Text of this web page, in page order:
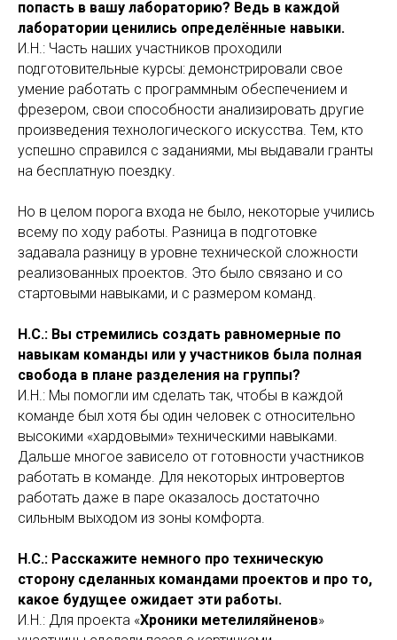
попасть в вашу лабораторию? Ведь в каждой
лаборатории ценились определённые навыки.
И.Н.: Часть наших участников проходили
подготовительные курсы: демонстрировали свое
умение работать с программным обеспечением и
фрезером, свои способности анализировать другие
произведения технологического искусства. Тем, кто
успешно справился с заданиями, мы выдавали гранты
на бесплатную поездку.
Но в целом порога входа не было, некоторые учились
всему по ходу работы. Разница в подготовке
задавала разницу в уровне технической сложности
реализованных проектов. Это было связано и со
стартовыми навыками, и с размером команд.
Н.С.: Вы стремились создать равномерные по
навыкам команды или у участников была полная
свобода в плане разделения на группы?
И.Н.: Мы помогли им сделать так, чтобы в каждой
команде был хотя бы один человек с относительно
высокими «хардовыми» техническими навыками.
Дальше многое зависело от готовности участников
работать в команде. Для некоторых интровертов
работать даже в паре оказалось достаточно
сильным выходом из зоны комфорта.
Н.С.: Расскажите немного про техническую
сторону сделанных командами проектов и про то,
какое будущее ожидает эти работы.
И.Н.: Для проекта «Хроники метелиляйненов»